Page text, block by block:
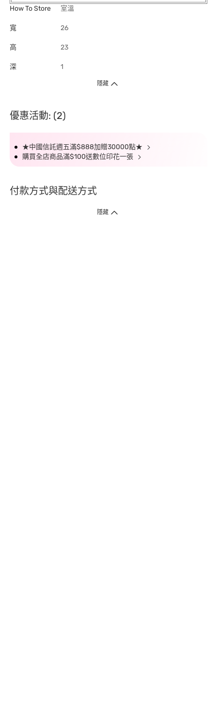
How To Store
室溫
寬 26
高 23
深 1
隱藏
優惠活動: (2)
★中國信託週五滿$888加贈30000點★
購買全店商品滿$100送數位印花一張
付款方式與配送方式
隱藏